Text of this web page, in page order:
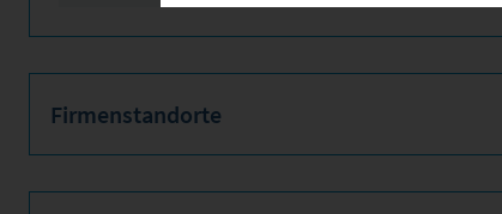
Firmenstandorte